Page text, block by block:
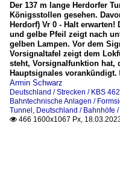
Der 137 m lange Herdorfer
Königsstollen gesehen.
Herdorf) Vr 0 - Halt
und gelbe Pfeil zeigt nach
gelben Lampen. Vor dem
Vorsignaltafel zeigt dem
steht, Vorsignalfunktion hat,
Hauptsignales vorankündigt.
Armin Schwarz
Deutschland / Strecken / KBS
Bahntechnische Anlagen /
Tunnel , Deutschland / Bahnhöfe
 466 1600x1067 Px,